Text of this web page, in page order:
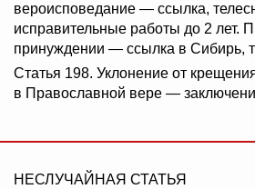
вероисповедание — ссылка,
исправительные работы до 2 лет.
принуждении — ссылка в Сибирь,
Статья 198. Уклонение от
в Православной вере —
НЕСЛУЧАЙНАЯ СТАТЬЯ